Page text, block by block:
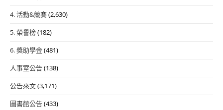
4. 活動&競賽(2,630)
5. 榮譽榜(182)
6. 獎助學金(481)
人事室公告(138)
公告來文(3,171)
圖書館公告(433)